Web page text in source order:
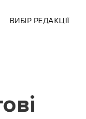
ВИБІР РЕДАКЦІЇ